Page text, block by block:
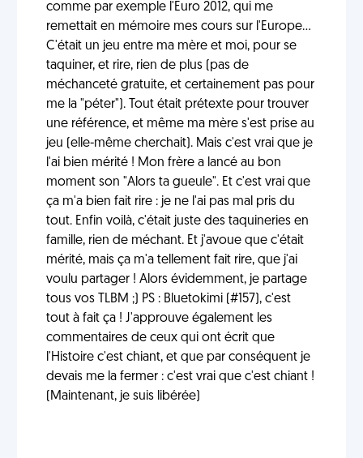
comme par exemple l'Euro 2012, qui me
remettait en mémoire mes cours sur l'Europe...
C'était un jeu entre ma mère et moi, pour se
taquiner, et rire, rien de plus (pas de
méchanceté gratuite, et certainement pas pour
me la "péter"). Tout était prétexte pour trouver
une référence, et même ma mère s'est prise au
jeu (elle-même cherchait). Mais c'est vrai que je
l'ai bien mérité ! Mon frère a lancé au bon
moment son "Alors ta gueule". Et c'est vrai que
ça m'a bien fait rire : je ne l'ai pas mal pris du
tout. Enfin voilà, c'était juste des taquineries en
famille, rien de méchant. Et j'avoue que c'était
mérité, mais ça m'a tellement fait rire, que j'ai
voulu partager ! Alors évidemment, je partage
tous vos TLBM ;) PS : Bluetokimi (#157), c'est
tout à fait ça ! J'approuve également les
commentaires de ceux qui ont écrit que
l'Histoire c'est chiant, et que par conséquent je
devais me la fermer : c'est vrai que c'est chiant !
(Maintenant, je suis libérée)